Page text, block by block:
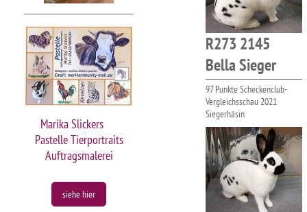
Marika Slickers
Pastelle Tierportraits
Auftragsmalerei
siehe hier
R273 2145
Bella Sieger
97 Punkte Scheckenclub-
Vergleichsschau 2021
Siegerhäsin